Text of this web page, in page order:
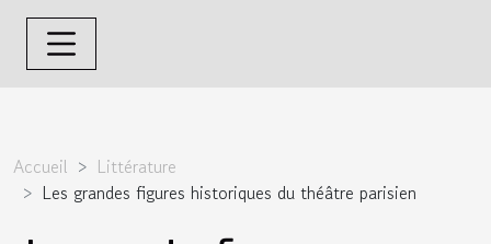
Accueil
Littérature
Les grandes figures historiques du théâtre parisien